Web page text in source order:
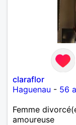
claraflor
Haguenau - 56
Femme
amoureuse